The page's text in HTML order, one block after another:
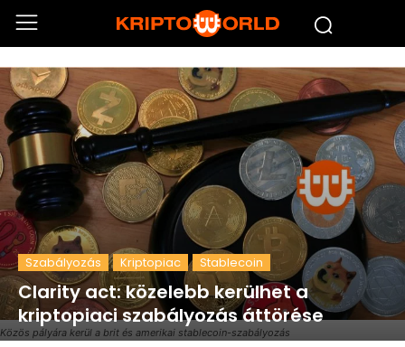
Közös pályára kerül a brit és amerikai stablecoin-szabályozás
Szabályozás Kriptopiac Stablecoin
Clarity act: közelebb kerülhet a
kriptopiaci szabályozás áttörése